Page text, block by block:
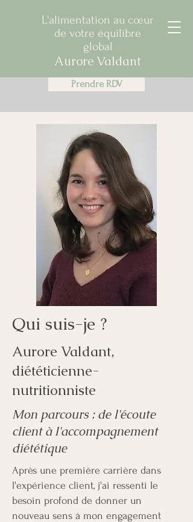
L'alimentation au cœur
de votre équilibre
global
Aurore Valdant
Prendre RDV
Qui suis-je ?
Aurore Valdant,
diététicienne-
nutritionniste
Mon parcours : de l'écoute
client à l'accompagnement
diététique
Après une première carrière dans
l'expérience client, j'ai ressenti le
besoin profond de donner un
nouveau sens à mon engagement